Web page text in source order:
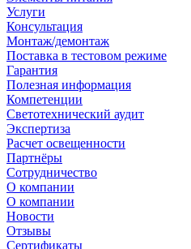
Услуги
Консультация
Монтаж/демонтаж
Поставка в тестовом режиме
Гарантия
Полезная информация
Компетенции
Светотехнический аудит
Экспертиза
Расчет освещенности
Партнёры
Cотрудничество
О компании
О компании
Новости
Отзывы
Сертификаты